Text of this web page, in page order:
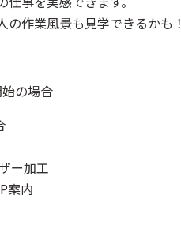
の作業風景も見学できるかも！
始の場合
ー加工
案内